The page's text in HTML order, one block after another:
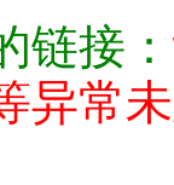
链接：
异常